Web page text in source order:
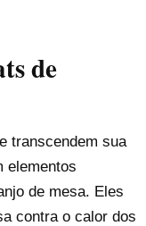
de
transcendem sua
elementos
de mesa. Eles
contra o calor dos